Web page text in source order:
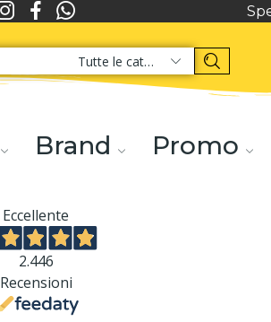
Tutte le categorie
Brand Promo
Eccellente
2.446
Recensioni